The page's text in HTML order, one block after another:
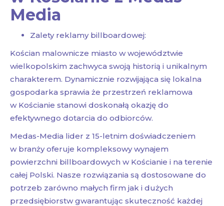
Media
Zalety reklamy billboardowej:
Kościan malownicze miasto w województwie
wielkopolskim zachwyca swoją historią i unikalnym
charakterem. Dynamicznie rozwijająca się lokalna
gospodarka sprawia że przestrzeń reklamowa
w Kościanie stanowi doskonałą okazję do
efektywnego dotarcia do odbiorców.
Medas-Media lider z 15-letnim doświadczeniem
w branży oferuje kompleksowy wynajem
powierzchni billboardowych w Kościanie i na terenie
całej Polski. Nasze rozwiązania są dostosowane do
potrzeb zarówno małych firm jak i dużych
przedsiębiorstw gwarantując skuteczność każdej